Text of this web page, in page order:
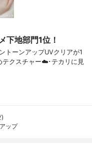
地部門1位！
トーンアップUVクリアが1
テクスチャー☁️･テカリに見
ップ